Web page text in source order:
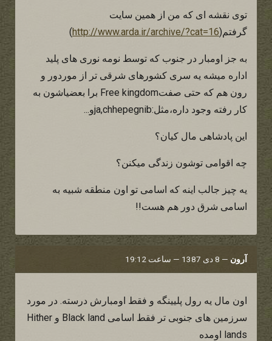
توی نقشه ای که من از همین سایت
گرفتم(http://www.arda.ir/archive/?cat=16
)
به جز اومبار در جنوب که توسط نومه نوری های پلید
اداره میشه یه سری کشورهای شرقی تر از موردور و
رون هم که حتی صفتFree kingdom برا بعضیاشون به
کار رفته وجود داره،مثل:ja,chhepegnibو...
این پادشاهی مال کیان؟
چه اقوامی توشون زندگی میکنن؟
یه چیز جالب اینه که اسامی تو اون منطقه شبیه به
اسامی شرق دور هم هست!!
آرون — 8 دی 1387 — ساعت 19:12
اون مال یه رول پلیینگه و فقط اومبارش درسته. در مورد
سرزمین های جنوبی تر فقط اسامی Black land و Hither
lands اومده